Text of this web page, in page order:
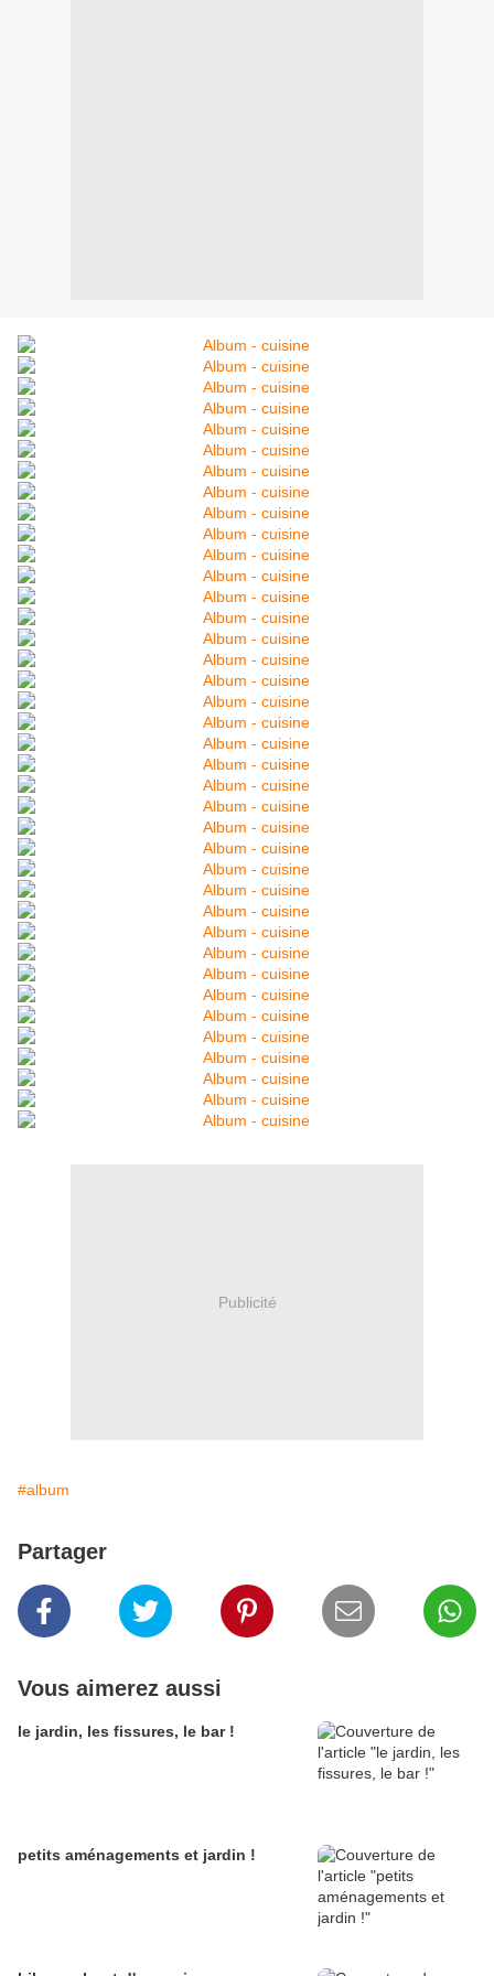
Publicité
#album
Partager
Vous aimerez aussi
le jardin, les fissures, le bar !
petits aménagements et jardin !